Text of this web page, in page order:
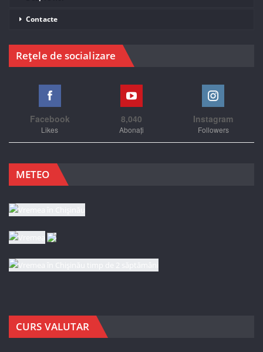
Contacte
Rețele de socializare
Facebook
Likes
8,040
Abonați
Instagram
Followers
METEO
CURS VALUTAR